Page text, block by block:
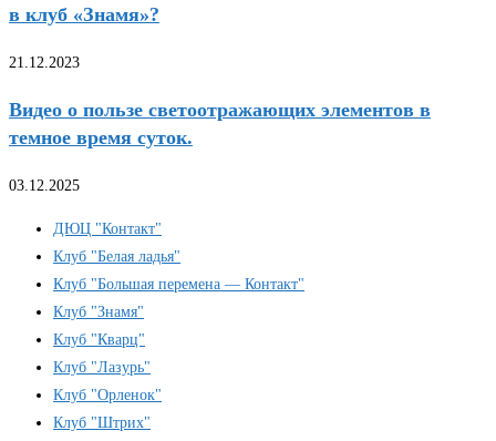
в клуб «Знамя»?
21.12.2023
Видео о пользе светоотражающих элементов в
темное время суток.
03.12.2025
ДЮЦ "Контакт"
Клуб "Белая ладья"
Клуб "Большая перемена — Контакт"
Клуб "Знамя"
Клуб "Кварц"
Клуб "Лазурь"
Клуб "Орленок"
Клуб "Штрих"